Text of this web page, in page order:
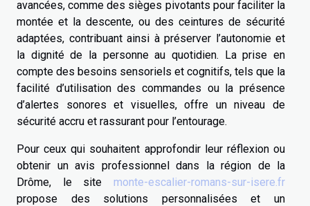
avancées, comme des sièges pivotants pour faciliter la
montée et la descente, ou des ceintures de sécurité
adaptées, contribuant ainsi à préserver l’autonomie et
la dignité de la personne au quotidien. La prise en
compte des besoins sensoriels et cognitifs, tels que la
facilité d’utilisation des commandes ou la présence
d’alertes sonores et visuelles, offre un niveau de
sécurité accru et rassurant pour l’entourage.
Pour ceux qui souhaitent approfondir leur réflexion ou
obtenir un avis professionnel dans la région de la
Drôme, le site monte-escalier-romans-sur-isere.fr
propose des solutions personnalisées et un